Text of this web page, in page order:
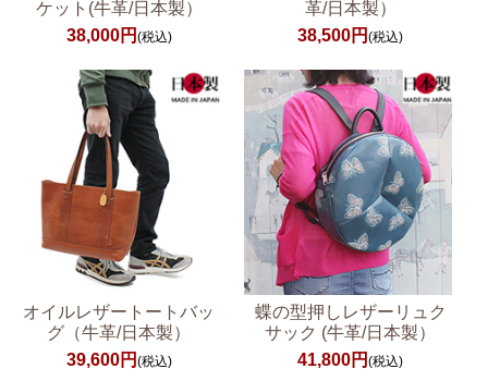
ケット(牛革/日本製）
38,000円 (税込)
革/日本製）
38,500円(税込)
オイルレザートートバッ
グ（牛革/日本製）
39,600円 (税込)
蝶の型押しレザーリュク
サック (牛革/日本製）
41,800円(税込)